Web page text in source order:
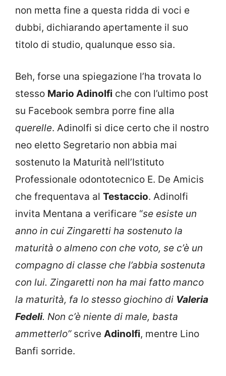
non metta fine a questa ridda di voci e
dubbi, dichiarando apertamente il suo
titolo di studio, qualunque esso sia.
Beh, forse una spiegazione l’ha trovata lo
stesso Mario Adinolfi che con l’ultimo post
su Facebook sembra porre fine alla
querelle. Adinolfi si dice certo che il nostro
neo eletto Segretario non abbia mai
sostenuto la Maturità nell’Istituto
Professionale odontotecnico E. De Amicis
che frequentava al Testaccio. Adinolfi
invita Mentana a verificare “se esiste un
anno in cui Zingaretti ha sostenuto la
maturità o almeno con che voto, se c’è un
compagno di classe che l’abbia sostenuta
con lui. Zingaretti non ha mai fatto manco
la maturità, fa lo stesso giochino di Valeria
Fedeli. Non c’è niente di male, basta
ammetterlo” scrive Adinolfi, mentre Lino
Banfi sorride.